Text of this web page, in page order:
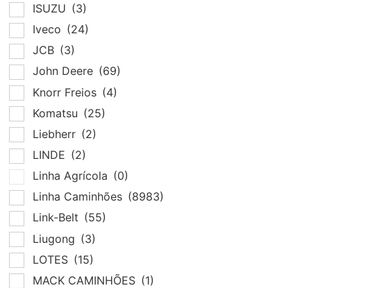
ISUZU (3)
Iveco (24)
JCB (3)
John Deere (69)
Knorr Freios (4)
Komatsu (25)
Liebherr (2)
LINDE (2)
Linha Agrícola (0)
Linha Caminhões (8983)
Link-Belt (55)
Liugong (3)
LOTES (15)
MACK CAMINHÕES (1)